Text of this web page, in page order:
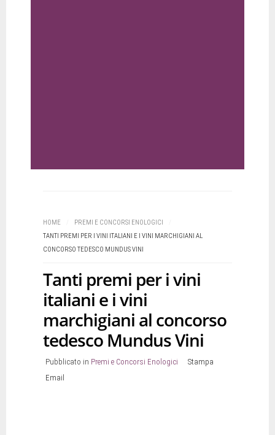
HOME PREMI E CONCORSI ENOLOGICI
TANTI PREMI PER I VINI ITALIANI E I VINI MARCHIGIANI AL
CONCORSO TEDESCO MUNDUS VINI
Tanti premi per i vini
italiani e i vini
marchigiani al concorso
tedesco Mundus Vini
Pubblicato in Premi e Concorsi Enologici
Stampa
Email